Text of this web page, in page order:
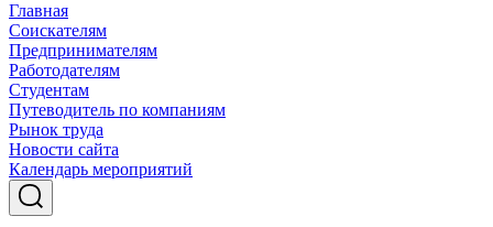
Главная
Соискателям
Предпринимателям
Работодателям
Студентам
Путеводитель по компаниям
Рынок труда
Новости сайта
Календарь мероприятий